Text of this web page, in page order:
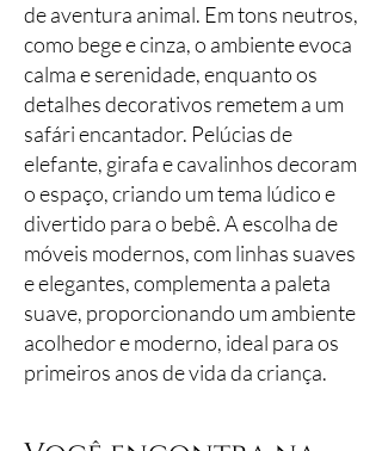
de aventura animal. Em tons neutros,
como bege e cinza, o ambiente evoca
calma e serenidade, enquanto os
detalhes decorativos remetem a um
safári encantador. Pelúcias de
elefante, girafa e cavalinhos decoram
o espaço, criando um tema lúdico e
divertido para o bebê. A escolha de
móveis modernos, com linhas suaves
e elegantes, complementa a paleta
suave, proporcionando um ambiente
acolhedor e moderno, ideal para os
primeiros anos de vida da criança.